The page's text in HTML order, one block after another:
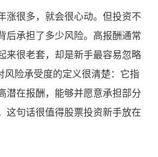
涨很多，就会很心动。但投资不
后承担了多少风险。高报酬通常
来很老套，却是新手最容易忽略
风险承受度的定义很清楚：它指
潜在报酬，能够并愿意承担部分
这句话很值得股票投资新手放在